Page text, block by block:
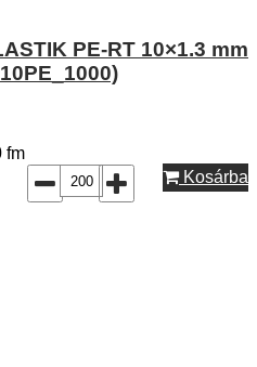
PE-RT 10×1.3 mm
fm
Kosárba